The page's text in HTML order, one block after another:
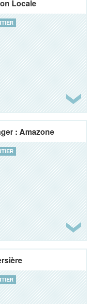
Locale
: Amazone